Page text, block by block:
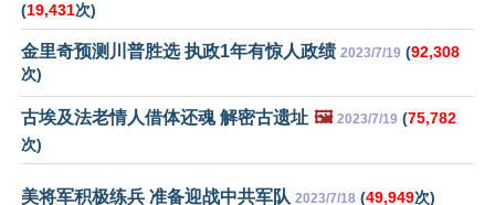
(19,431次)
金里奇预测川普胜选 执政1年有惊人政绩 2023/7/19 (92,308
次)
古埃及法老情人借体还魂 解密古遗址 🖼️ 2023/7/19 (75,782
次)
美将军积极练兵 准备迎战中共军队 2023/7/18 (49,949次)